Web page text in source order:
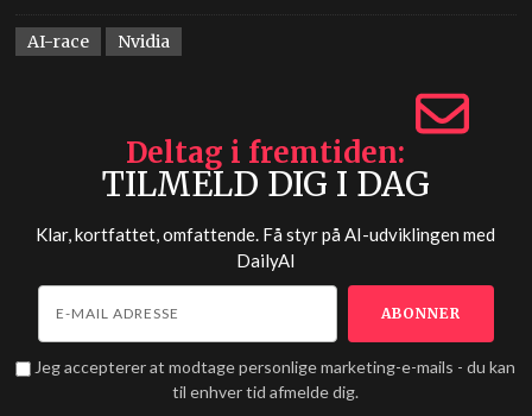
AI-race Nvidia
Deltag i fremtiden
TILMELD DIG I DAG
Klar, kortfattet, omfattende. Få styr på AI-udviklingen med
DailyAI
Jeg accepterer at modtage personlige marketing-e-mails - du kan
til enhver tid afmelde dig.